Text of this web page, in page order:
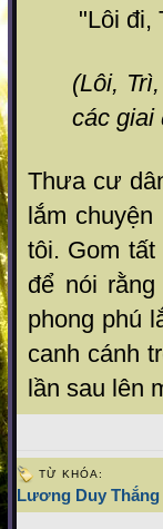
"Lôi đi,
(Lôi,
các giai
Thưa cư
lắm
tôi. Gom
để nói
phong phú
canh cánh
lần sau lên
TỪ KHÓA:
Lương Duy Thắng